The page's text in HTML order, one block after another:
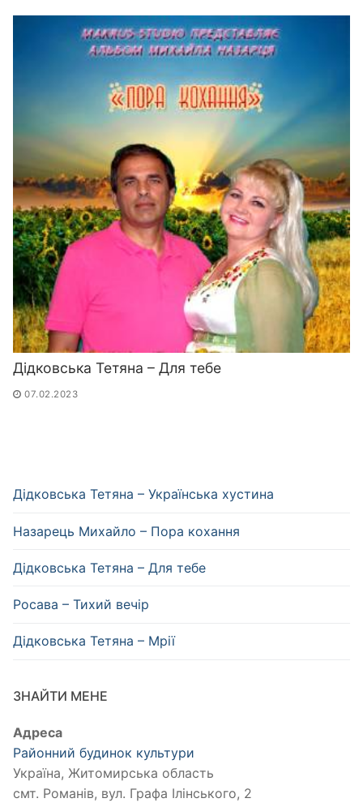
Дідковська Тетяна – Для тебе
07.02.2023
Дідковська Тетяна – Українська хустина
Назарець Михайло – Пора кохання
Дідковська Тетяна – Для тебе
Росава – Тихий вечір
Дідковська Тетяна – Мрії
ЗНАЙТИ МЕНЕ
Адреса
Районний будинок культури
Україна, Житомирська область
смт. Романів, вул. Графа Ілінського, 2